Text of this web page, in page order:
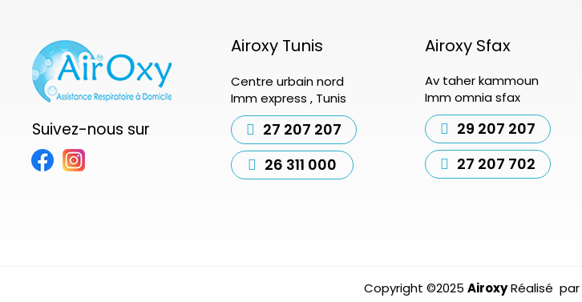
Suivez-nous sur
Airoxy Tunis
Centre urbain nord
Imm express , Tunis
27 207 207
26 311 000
Airoxy Sfax
Av taher kammoun
Imm omnia sfax
29 207 207
27 207 702
Copyright ©2025 AiroxyRéalisé par